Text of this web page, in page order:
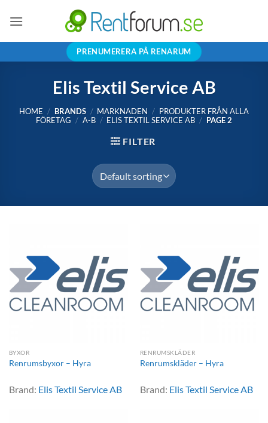
PRENUMERERA PÅ RENARUM
Elis Textil Service AB
HOME / BRANDS / MARKNADEN / PRODUKTER FRÅN ALLA
FÖRETAG / A-B / ELIS TEXTIL SERVICE AB / PAGE 2
FILTER
BYXOR
Renrumsbyxor – Hyra
Brand: Elis Textil Service AB
RENRUMSKLÄDER
Renrumskläder – Hyra
Brand: Elis Textil Service AB